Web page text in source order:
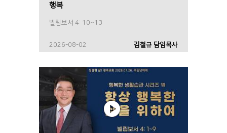
행복
빌립보서 4: 10~13
2026-08-02 김철규 담임목사